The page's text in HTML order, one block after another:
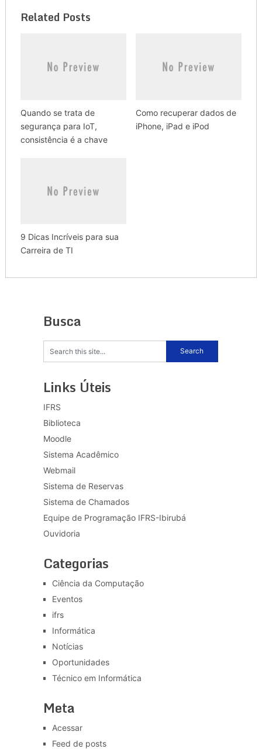
Related Posts
Quando se trata de
segurança para IoT,
consistência é a chave
Como recuperar dados de
iPhone, iPad e iPod
9 Dicas Incríveis para sua
Carreira de TI
Busca
Links Úteis
IFRS
Biblioteca
Moodle
Sistema Acadêmico
Webmail
Sistema de Reservas
Sistema de Chamados
Equipe de Programação IFRS-Ibirubá
Ouvidoria
Categorias
Ciência da Computação
Eventos
ifrs
Informática
Notícias
Oportunidades
Técnico em Informática
Meta
Acessar
Feed de posts